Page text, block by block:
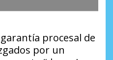
procesal de
por un